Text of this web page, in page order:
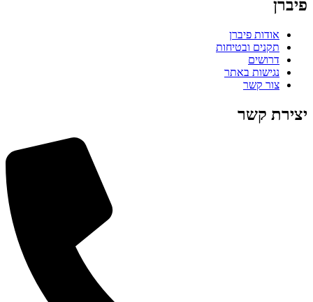
פיברן
אודות פיברן
תקנים ובטיחות
דרושים
נגישות באתר
צור קשר
יצירת קשר